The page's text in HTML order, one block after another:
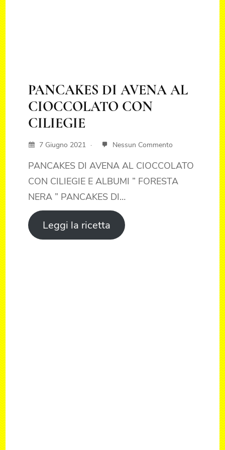
PANCAKES DI AVENA AL
CIOCCOLATO CON
CILIEGIE
7 Giugno 2021 Nessun Commento
PANCAKES DI AVENA AL CIOCCOLATO
CON CILIEGIE E ALBUMI ” FORESTA
NERA ” PANCAKES DI…
Leggi la ricetta